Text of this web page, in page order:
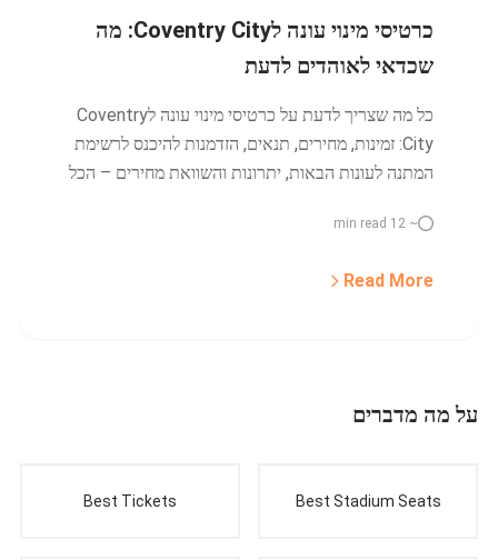
כרטיסי מינוי עונה לCoventry City: מה
שכדאי לאוהדים לדעת
כל מה שצריך לדעת על כרטיסי מינוי עונה לCoventry
City: זמינות, מחירים, תנאים, הזדמנות להיכנס לרשימת
המתנה לעונות הבאות, יתרונות והשוואת מחירים – הכל
~ 12 min read
Read More
על מה מדברים
Best Stadium Seats
Best Tickets